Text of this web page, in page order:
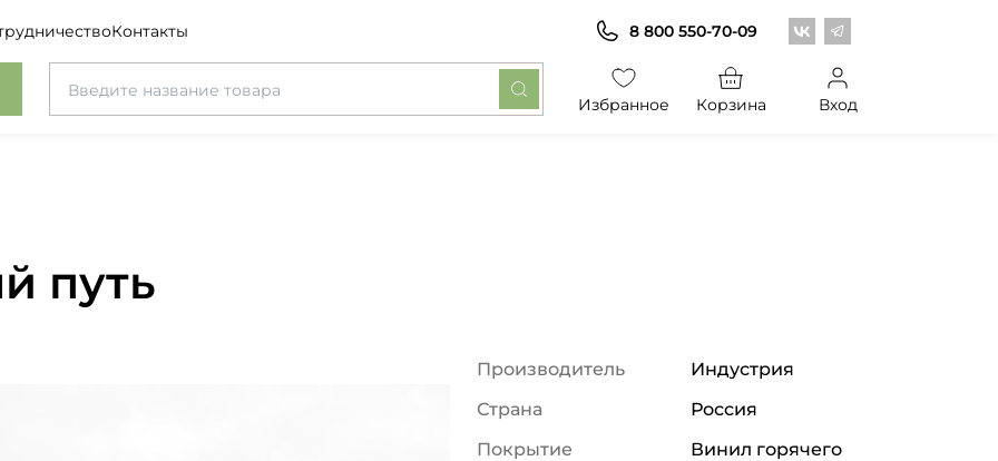
Контакты Центр обоев во
Центр обоев в
8 800 550-70-09
Избранное Корзина Вход
путь
Производитель
Индустрия
Страна
Россия
Покрытие
Винил горячего